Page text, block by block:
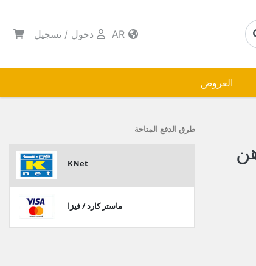
دخول / تسجيل
العروض
طرق الدفع المتاحة
KNet
ماستر كارد / فيزا